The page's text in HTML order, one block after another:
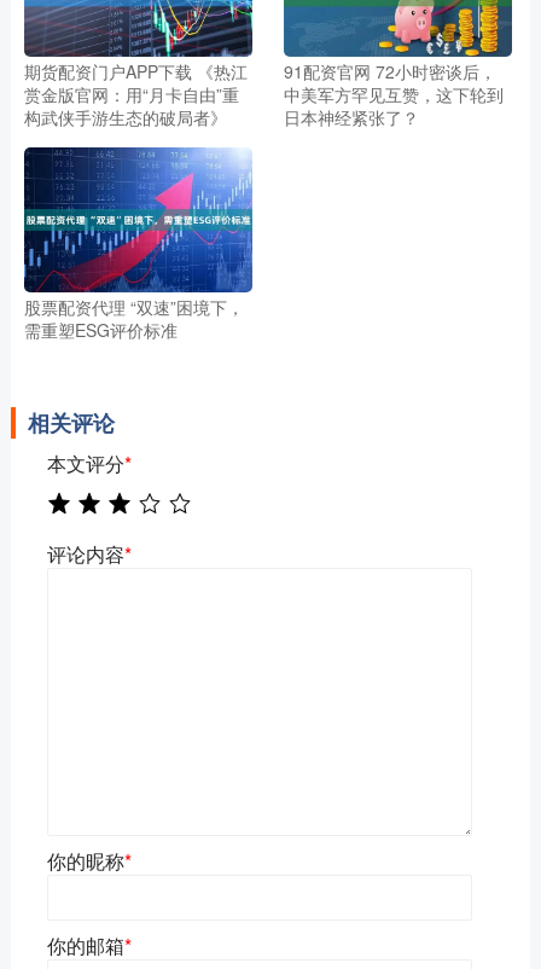
期货配资门户APP下载 《热江
赏金版官网：用“月卡自由”重
构武侠手游生态的破局者》
91配资官网 72小时密谈后，
中美军方罕见互赞，这下轮到
日本神经紧张了？
股票配资代理 “双速”困境下，
需重塑ESG评价标准
相关评论
本文评分*
评论内容*
你的昵称*
你的邮箱*